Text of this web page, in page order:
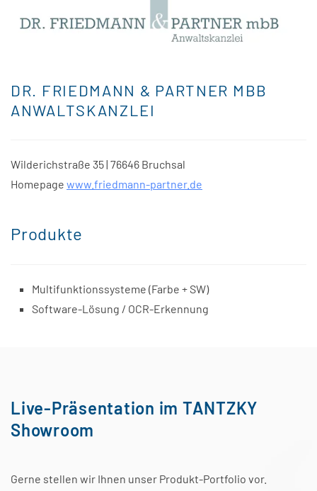
DR. FRIEDMANN & PARTNER MBB
ANWALTSKANZLEI
Wilderichstraße 35 | 76646 Bruchsal
Homepage www.friedmann-partner.de
Produkte
Multifunktionssysteme (Farbe + SW)
Software-Lösung / OCR-Erkennung
Live-Präsentation im TANTZKY
Showroom
Gerne stellen wir Ihnen unser Produkt-Portfolio vor.